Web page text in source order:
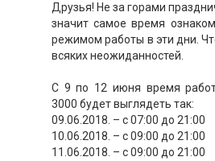
Друзья! Не за горами
значит самое время
режимом работы в эти дни.
всяких неожиданностей.
С 9 по 12 июня время
3000 будет выглядеть так:
09.06.2018. – с 07:00 до 21:00
10.06.2018. – с 09:00 до 21:00
11.06.2018. – с 09:00 до 21:00